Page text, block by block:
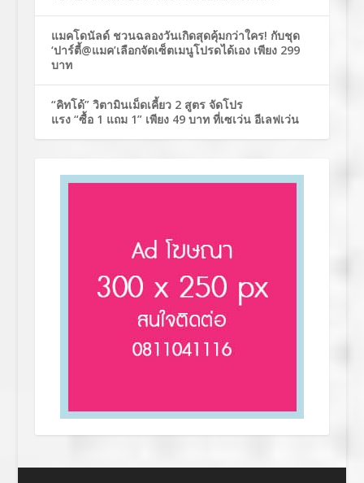
แมคโดนัลด์ ชวนฉลองวันเกิดสุดคุ้มกว่าใคร! กับชุด
‘ปาร์ตี้@แมค’เลือกจัดเซ็ตเมนูโปรดได้เอง เพียง 299
บาท
“คิทโด้” วิตามินเม็ดเคี้ยว 2 สูตร จัดโปร
แรง “ซื้อ 1 แถม 1” เพียง 49 บาท ที่เซเว่น อีเลฟเว่น